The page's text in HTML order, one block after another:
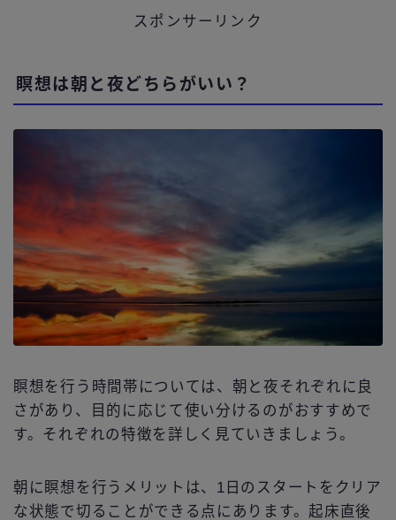
スポンサーリンク
瞑想は朝と夜どちらがいい？
瞑想を行う時間帯については、朝と夜それぞれに良
さがあり、目的に応じて使い分けるのがおすすめで
す。それぞれの特徴を詳しく見ていきましょう。
朝に瞑想を行うメリットは、1日のスタートをクリア
な状態で切ることができる点にあります。起床直後